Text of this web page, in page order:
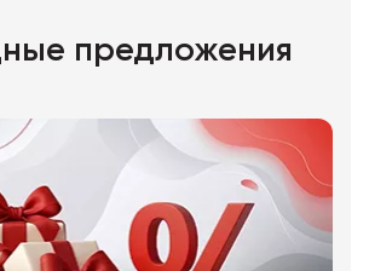
предложения